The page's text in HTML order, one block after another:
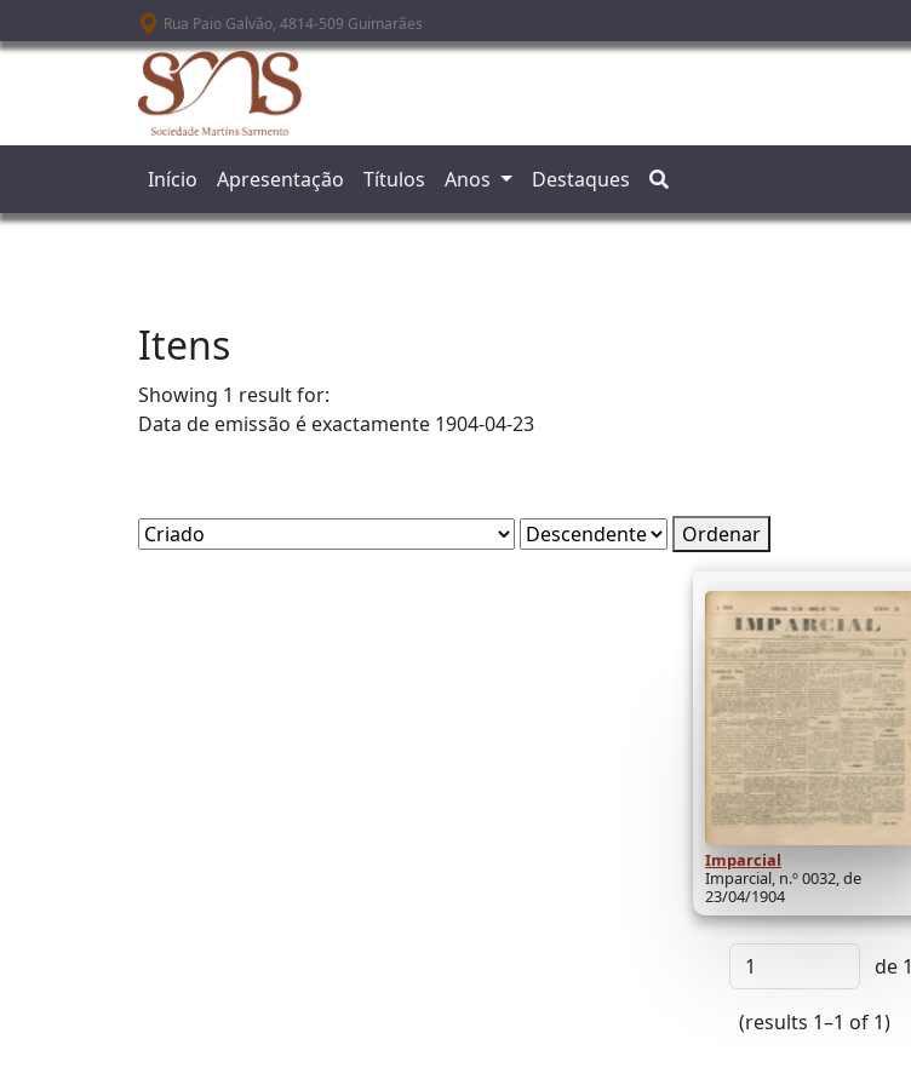
Passar para o conteúdo principal
Rua Paio Galvão, 4814-509 Guimarães
Início Apresentação Títulos Anos Destaques
Itens
Showing 1 result for:
Data de emissão é exactamente 1904-04-23
Ordenar
Imparcial
Imparcial, n.º 0032, de
23/04/1904
de 1
(results 1–1 of 1)